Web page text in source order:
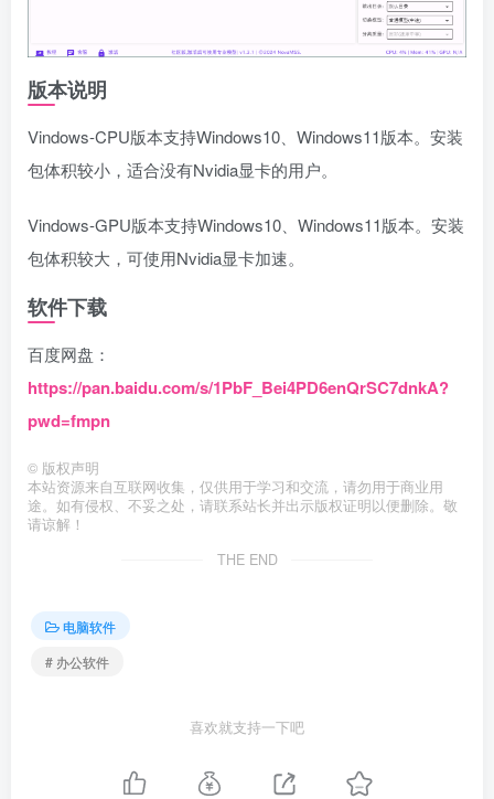
版本说明
Vindows-CPU版本支持Windows10、Windows11版本。安装
包体积较小，适合没有Nvidia显卡的用户。
Vindows-GPU版本支持Windows10、Windows11版本。安装
包体积较大，可使用Nvidia显卡加速。
软件下载
百度网盘：
https://pan.baidu.com/s/1PbF_Bei4PD6enQrSC7dnkA?
pwd=fmpn
© 版权声明
本站资源来自互联网收集，仅供用于学习和交流，请勿用于商业用
途。如有侵权、不妥之处，请联系站长并出示版权证明以便删除。敬
请谅解！
THE END
电脑软件
# 办公软件
喜欢就支持一下吧